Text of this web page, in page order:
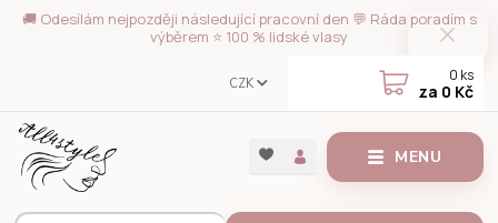
🚚 Odesílám nejpozději následující pracovní den 💬 Ráda poradím s
výběrem ⭐ 100 % lidské vlasy
MENU
CZK 0 ks
za 0 Kč